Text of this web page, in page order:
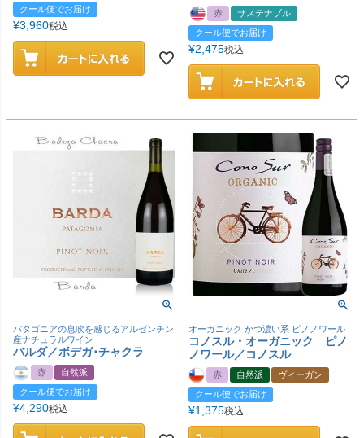
クール便でお届け
¥3,960税込
赤
サステナブル
クール便でお届け
¥2,475税込
パタゴニアの息吹を感じるアルゼンチン
産ナチュラルワイン
バルダ／ボデガ･チャクラ
赤
自然派
クール便でお届け
¥4,290税込
オーガニック かつ濃い系 ピノノワール
コノスル・オーガニック ピノ
ノワール／コノスル
赤 自然派
ヴィーガン
クール便でお届け
¥1,375税込